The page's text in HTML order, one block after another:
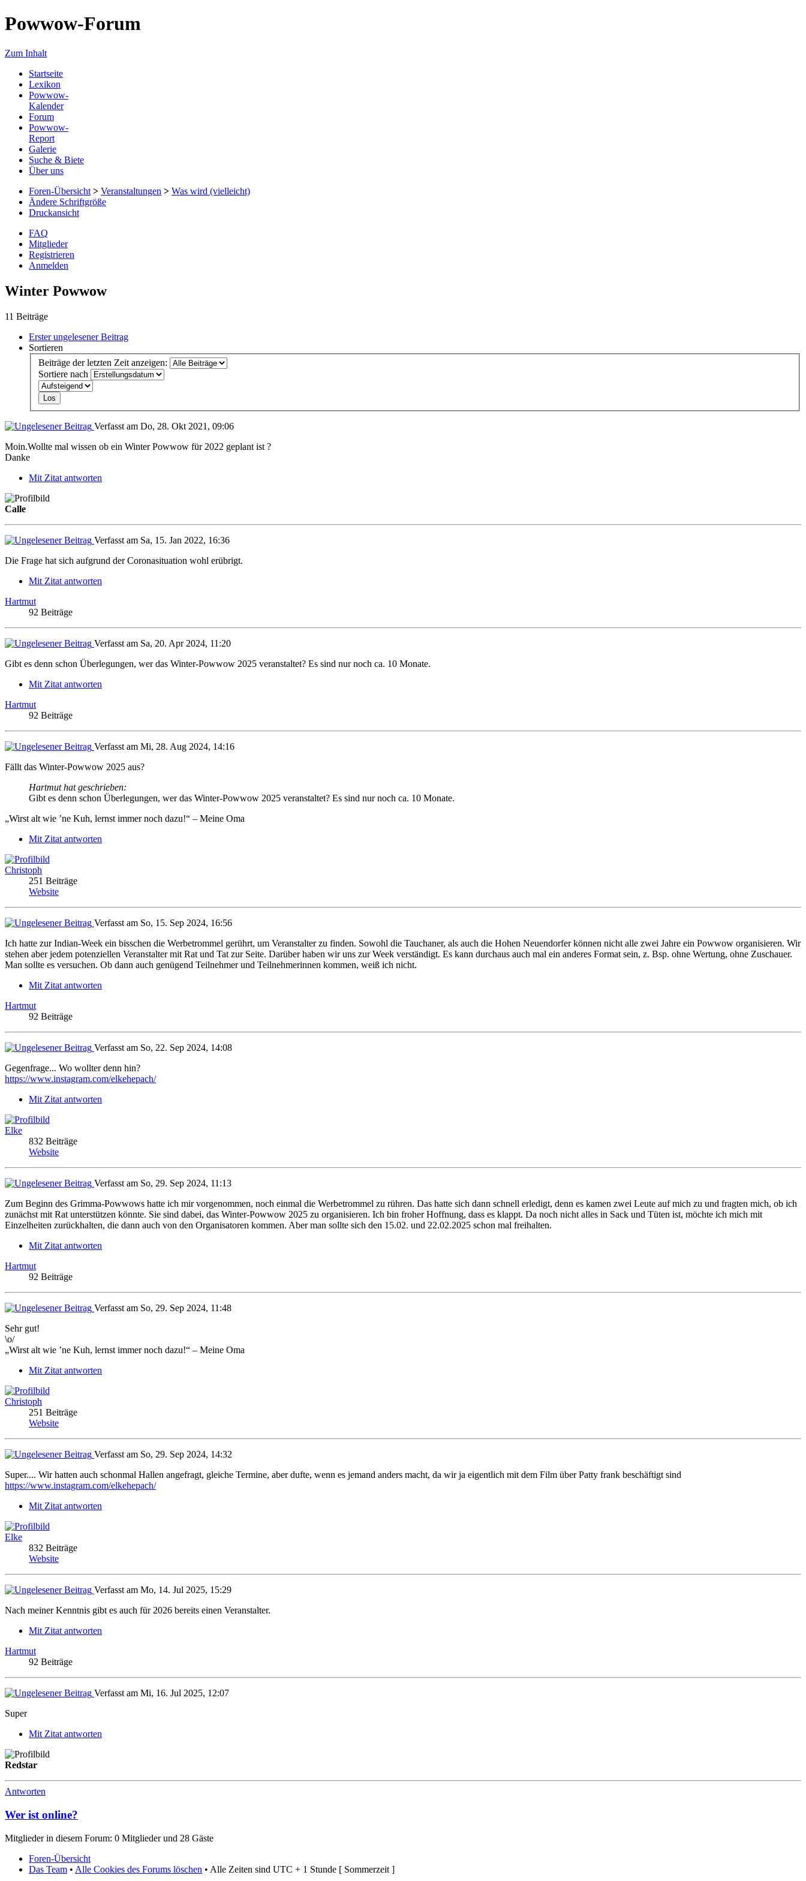
Powwow-Forum
Zum Inhalt
Startseite
Lexikon
Powwow-
Kalender
Forum
Powwow-
Report
Galerie
Suche & Biete
Über uns
Foren-Übersicht > Veranstaltungen > Was wird (vielleicht)
Ändere Schriftgröße
Druckansicht
FAQ
Mitglieder
Registrieren
Anmelden
Winter Powwow
11 Beiträge
Erster ungelesener Beitrag
Sortieren
Beiträge der letzten Zeit anzeigen:
Sortiere nach
Verfasst am Do, 28. Okt 2021, 09:06
Moin.Wollte mal wissen ob ein Winter Powwow für 2022 geplant ist ?
Danke
Mit Zitat antworten
Calle
Verfasst am Sa, 15. Jan 2022, 16:36
Die Frage hat sich aufgrund der Coronasituation wohl erübrigt.
Mit Zitat antworten
Hartmut
92 Beiträge
Verfasst am Sa, 20. Apr 2024, 11:20
Gibt es denn schon Überlegungen, wer das Winter-Powwow 2025 veranstaltet? Es sind nur noch ca. 10 Monate.
Mit Zitat antworten
Hartmut
92 Beiträge
Verfasst am Mi, 28. Aug 2024, 14:16
Fällt das Winter-Powwow 2025 aus?
Hartmut hat geschrieben:
Gibt es denn schon Überlegungen, wer das Winter-Powwow 2025 veranstaltet? Es sind nur noch ca. 10 Monate.
„Wirst alt wie ’ne Kuh, lernst immer noch dazu!“ – Meine Oma
Mit Zitat antworten
Christoph
251 Beiträge
Website
Verfasst am So, 15. Sep 2024, 16:56
Ich hatte zur Indian-Week ein bisschen die Werbetrommel gerührt, um Veranstalter zu finden. Sowohl die Tauchaner, als auch die Hohen Neuendorfer können nicht alle zwei Jahre ein Powwow organisieren. Wir
stehen aber jedem potenziellen Veranstalter mit Rat und Tat zur Seite. Darüber haben wir uns zur Week verständigt. Es kann durchaus auch mal ein anderes Format sein, z. Bsp. ohne Wertung, ohne Zuschauer.
Man sollte es versuchen. Ob dann auch genügend Teilnehmer und Teilnehmerinnen kommen, weiß ich nicht.
Mit Zitat antworten
Hartmut
92 Beiträge
Verfasst am So, 22. Sep 2024, 14:08
Gegenfrage... Wo wollter denn hin?
https://www.instagram.com/elkehepach/
Mit Zitat antworten
Elke
832 Beiträge
Website
Verfasst am So, 29. Sep 2024, 11:13
Zum Beginn des Grimma-Powwows hatte ich mir vorgenommen, noch einmal die Werbetrommel zu rühren. Das hatte sich dann schnell erledigt, denn es kamen zwei Leute auf mich zu und fragten mich, ob ich
zunächst mit Rat unterstützen könnte. Sie sind dabei, das Winter-Powwow 2025 zu organisieren. Ich bin froher Hoffnung, dass es klappt. Da noch nicht alles in Sack und Tüten ist, möchte ich mich mit
Einzelheiten zurückhalten, die dann auch von den Organisatoren kommen. Aber man sollte sich den 15.02. und 22.02.2025 schon mal freihalten.
Mit Zitat antworten
Hartmut
92 Beiträge
Verfasst am So, 29. Sep 2024, 11:48
Sehr gut!
\o/
„Wirst alt wie ’ne Kuh, lernst immer noch dazu!“ – Meine Oma
Mit Zitat antworten
Christoph
251 Beiträge
Website
Verfasst am So, 29. Sep 2024, 14:32
Super.... Wir hatten auch schonmal Hallen angefragt, gleiche Termine, aber dufte, wenn es jemand anders macht, da wir ja eigentlich mit dem Film über Patty frank beschäftigt sind
https://www.instagram.com/elkehepach/
Mit Zitat antworten
Elke
832 Beiträge
Website
Verfasst am Mo, 14. Jul 2025, 15:29
Nach meiner Kenntnis gibt es auch für 2026 bereits einen Veranstalter.
Mit Zitat antworten
Hartmut
92 Beiträge
Verfasst am Mi, 16. Jul 2025, 12:07
Super
Mit Zitat antworten
Redstar
Antworten
Wer ist online?
Mitglieder in diesem Forum: 0 Mitglieder und 28 Gäste
Foren-Übersicht
Das Team • Alle Cookies des Forums löschen • Alle Zeiten sind UTC + 1 Stunde [ Sommerzeit ]